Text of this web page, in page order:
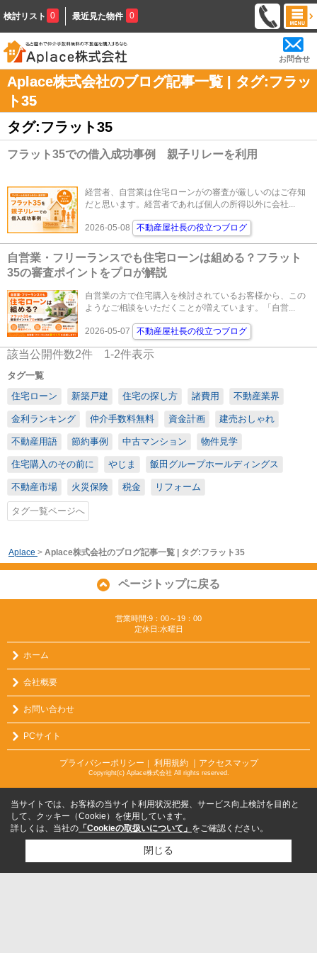
検討リスト 0 最近見た物件 0
お問合せ
Aplace株式会社のブログ記事一覧 | タグ:フラッ
ト35
タグ:フラット35
フラット35での借入成功事例 親子リレーを利用
経営者、自営業は住宅ローンがの審査が厳しいのはご存知
だと思います。経営者であれば個人の所得以外に会社...
2026-05-08 不動産屋社長の役立つブログ
自営業・フリーランスでも住宅ローンは組める？フラット
35の審査ポイントをプロが解説
自営業の方で住宅購入を検討されているお客様から、この
ようなご相談をいただくことが増えています。「自営...
2026-05-07 不動産屋社長の役立つブログ
該当公開件数2件 1-2件表示
タグ一覧
住宅ローン
新築戸建 住宅の探し方 諸費用 不動産業界
金利ランキング 仲介手数料無料 資金計画 建売おしゃれ
不動産用語 節約事例 中古マンション 物件見学
住宅購入のその前に やじま 飯田グループホールディングス
不動産市場 火災保険 税金 リフォーム
タグ一覧ページへ
Aplace > Aplace株式会社のブログ記事一覧 | タグ:フラット35
ページトップに戻る
営業時間:9：00～19：00
定休日:水曜日
ホーム
会社概要
お問い合わせ
PCサイト
プライバシーポリシー ｜ 利用規約 ｜アクセスマップ
Copyright(c) Aplace株式会社 All rights reserved.
当サイトでは、お客様の当サイト利用状況把握、サービス向上検討を目的と
して、クッキー（Cookie）を使用しています。
詳しくは、当社の 「Cookieの取扱いについて」 をご確認ください。
閉じる